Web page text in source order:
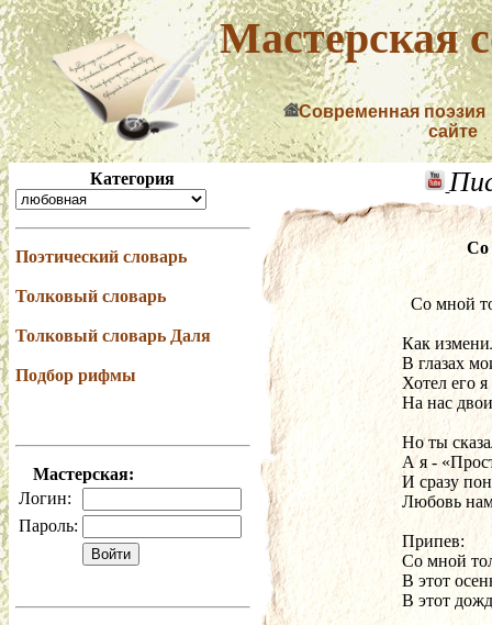
Мастерская
Современная поэзия
сайте
Категория
Поэтический словарь
Толковый словарь
Толковый словарь Даля
Подбор рифмы
Мастерская:
Логин:
Пароль:
Со
Со мной
Как
В глазах
Хотел его я
На нас
Но ты
А я -
И сразу
Любовь
Припев:
Со мной
В этот
В этот